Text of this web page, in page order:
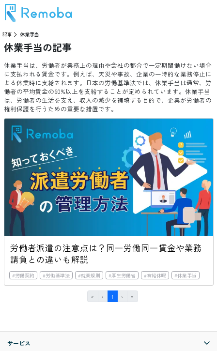
記事 休業手当
休業手当の記事
休業手当は、労働者が業務上の理由や会社の都合で一定期間働けない場合
に支払われる賃金です。例えば、天災や事故、企業の一時的な業務停止に
よる休業時に支給されます。日本の労働基準法では、休業手当は通常、労
働者の平均賃金の60%以上を支給することが定められています。休業手当
は、労働者の生活を支え、収入の減少を補填する目的で、企業が労働者の
権利保護を行うための重要な措置です。
労働者派遣の注意点は？同一労働同一賃金や業務
請負との違いも解説
#労働契約 #労働基準法 #就業規則 #厚生労働省 #有給休暇 #休業手当
« First‹ Previous
1 (current)
› Next»
サービス